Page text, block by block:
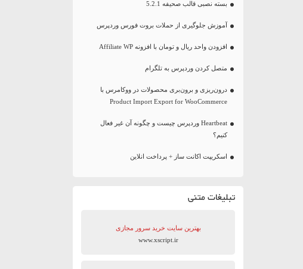
بسته نصبی قالب صحیفه 5.2.1
آموزش جلوگیری از حملات بروت فورس وردپرس
افزودن واحد ریال و تومان با افزونه Affiliate WP
متصل کردن وردپرس به تلگرام
درون‌ریزی و برون‌بری محصولات در ووکامرس با
Product Import Export for WooCommerce
Heartbeat وردپرس چیست و چگونه آن غیر فعال
کنیم؟
اسکریپت اکانت ساز + پرداخت انلاین
تبلیغات متنی
بهترین سایت‌ خرید سرور مجازی
www.xscript.ir